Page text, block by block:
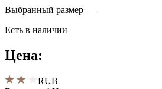
Выбранный размер —
Есть в наличии
Цена:
RUB